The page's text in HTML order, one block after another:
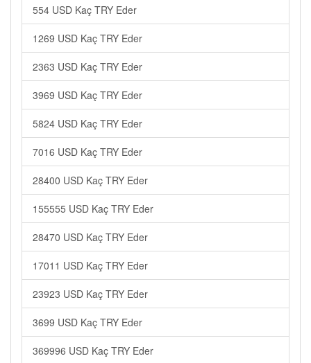
554 USD Kaç TRY Eder
1269 USD Kaç TRY Eder
2363 USD Kaç TRY Eder
3969 USD Kaç TRY Eder
5824 USD Kaç TRY Eder
7016 USD Kaç TRY Eder
28400 USD Kaç TRY Eder
155555 USD Kaç TRY Eder
28470 USD Kaç TRY Eder
17011 USD Kaç TRY Eder
23923 USD Kaç TRY Eder
3699 USD Kaç TRY Eder
369996 USD Kaç TRY Eder